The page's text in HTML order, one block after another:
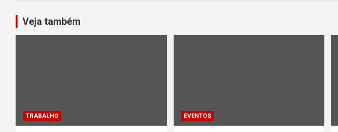
Veja também
TRABALHO EVENTOS